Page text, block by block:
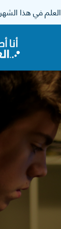
العلم في هذا الشهر